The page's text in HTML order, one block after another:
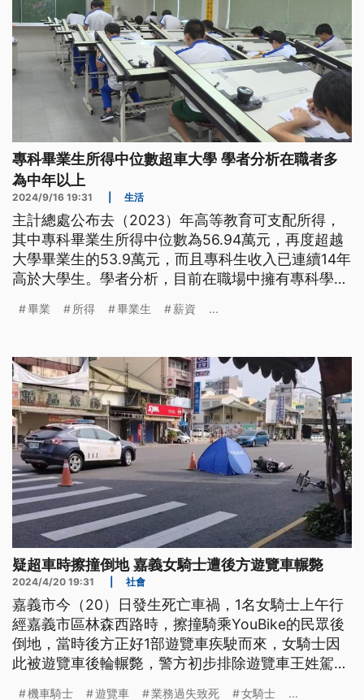
專科畢業生所得中位數超車大學 學者分析在職者多
為中年以上
2024/9/16 19:31 生活
主計總處公布去（2023）年高等教育可支配所得，
其中專科畢業生所得中位數為56.94萬元，再度超越
大學畢業生的53.9萬元，而且專科生收入已連續14年
高於大學生。學者分析，目前在職場中擁有專科學歷
相對高。大學生在校學習的是知識，而專科生在校學
驗，都有助專科生畢業後迅速投入職場。
畢業 所得 畢業生 薪資 ...
疑超車時擦撞倒地 嘉義女騎士遭後方遊覽車輾斃
2024/4/20 19:31 社會
嘉義市今（20）日發生死亡車禍，1名女騎士上午行
經嘉義市區林森西路時，擦撞騎乘YouBike的民眾後
倒地，當時後方正好1部遊覽車疾駛而來，女騎士因
此被遊覽車後輪輾斃，警方初步排除遊覽車王姓駕駛
機車騎士 遊覽車 業務過失致死 女騎士 ...